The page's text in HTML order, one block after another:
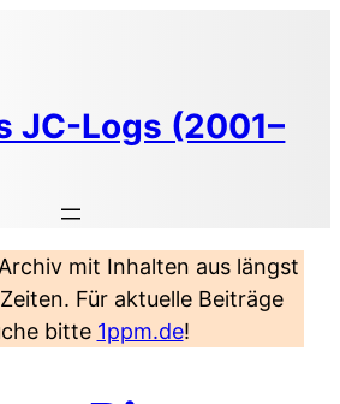
JC-Logs (2001–
mit Inhalten aus längst
Für aktuelle Beiträge
bitte 1ppm.de!